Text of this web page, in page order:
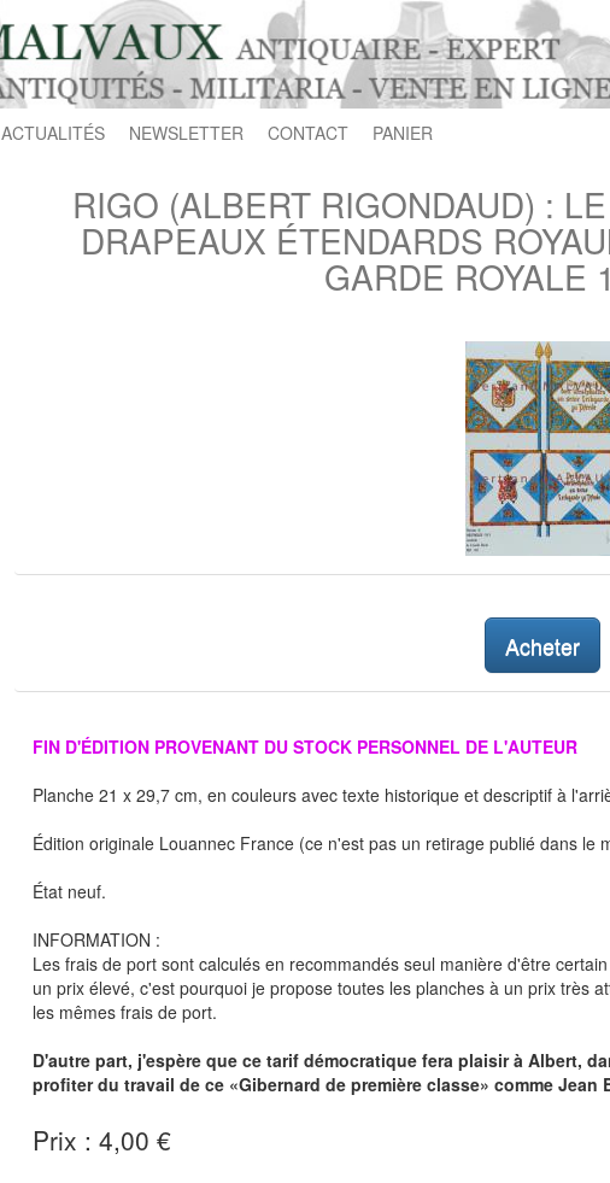
ACTUALITÉS NEWSLETTER CONTACT PANIER
RIGO (ALBERT RIGONDAUD) :
DRAPEAUX ÉTENDARDS
GARDE ROYALE
Acheter
FIN D'ÉDITION PROVENANT DU STOCK PERSONNEL DE L'AUTEUR
Planche 21 x 29,7 cm, en couleurs avec texte historique et descriptif à
Édition originale Louannec France (ce n'est pas un retirage publié dans le
État neuf.
INFORMATION :
Les frais de port sont calculés en recommandés seul manière d'être
un prix élevé, c'est pourquoi je propose toutes les planches à un prix très
les mêmes frais de port.
D'autre part, j'espère que ce tarif démocratique fera plaisir à Albert,
profiter du travail de ce «Gibernard de première classe» comme Jean
Prix : 4,00 €